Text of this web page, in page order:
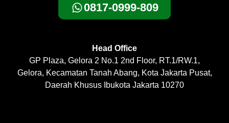
0817-0999-809
Head Office
GP Plaza, Gelora 2 No.1 2nd Floor, RT.1/RW.1,
Gelora, Kecamatan Tanah Abang, Kota Jakarta Pusat,
Daerah Khusus Ibukota Jakarta 10270